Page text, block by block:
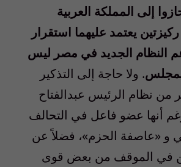
إلى المملكة العربية
يعتمد عليهما استقرار
النظام الجديد في مصر ليس
. ولا حاجة إلى التذكير
نظام الرئيس عبدالفتاح
أنها عضو فاعل في التحالف
و «عاصفة الحزم»، فضلاً عن
في الموقف من بعض قوى